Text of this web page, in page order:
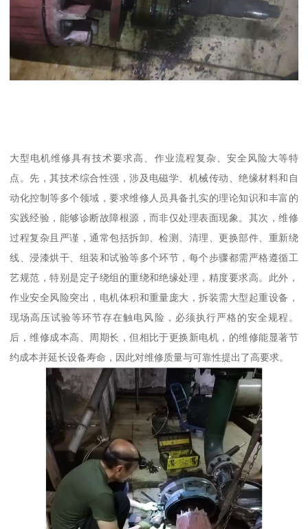
大型电机维修具有技术要求高、作业流程复杂、安全风险大等特
点。先，其技术综合性强，涉及电磁学、机械传动、绝缘材料和自
动化控制等多个领域，要求维修人员具备扎实的理论知识和丰富的
实践经验，能够诊断故障根源，而非仅处理表面现象。其次，维修
过程复杂且严谨，通常包括拆卸、检测、清理、更换部件、重新绕
线、浸漆烘干、组装和试验等多个环节，每个步骤都需严格遵循工
艺规范，特别是定子绕组的重绕和绝缘处理，精度要求高。此外，
作业安全风险突出，电机体积和重量庞大，拆装需大型起重设备，
现场高压试验等环节存在触电风险，必须执行严格的安全规程。
后，维修成本高、周期长，但相比于更换新电机，的维修能显著节
约成本并延长设备寿命，因此对维修质量与可靠性提出了高要求。